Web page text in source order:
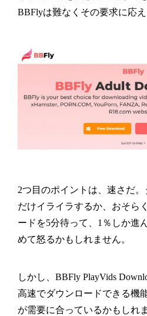
BBFlyは難なくその要求に応え
2つ目のポイントは、速さだ
だけイライラするか、おそら
ードを5分待って、1％しか進
めて怒るかもしれません。
しかし、BBFly PlayVids
高速でダウンロードできる機
が需要に合っているかもしれ